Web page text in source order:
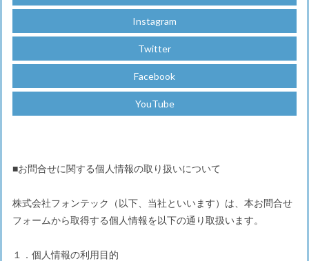
Instagram
Twitter
Facebook
YouTube
■お問合せに関する個人情報の取り扱いについて
株式会社フォンテック（以下、当社といいます）は、本お問合せ
フォームから取得する個人情報を以下の通り取扱います。
１．個人情報の利用目的